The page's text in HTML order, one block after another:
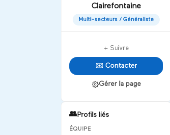
Clairefontaine
Multi-secteurs / Généraliste
+ Suivre
✉️ Contacter
Gérer la page
👥Profils liés
ÉQUIPE